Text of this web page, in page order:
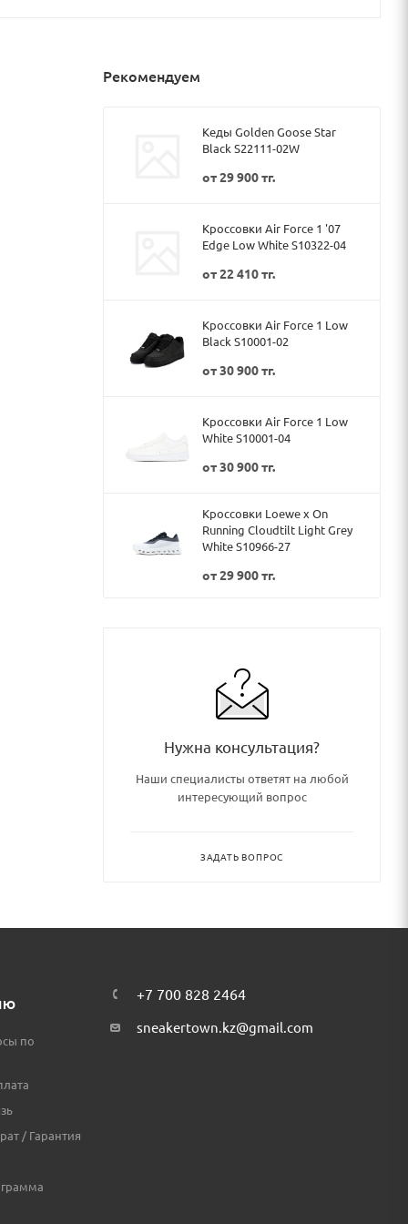
Рекомендуем
Кеды Golden Goose Star
Black S22111-02W
от29 900 тг.
Кроссовки Air Force 1 '07
Edge Low White S10322-04
от22 410 тг.
Кроссовки Air Force 1 Low
Black S10001-02
от30 900 тг.
Кроссовки Air Force 1 Low
White S10001-04
от30 900 тг.
Кроссовки Loewe x On
Running Cloudtilt Light Grey
White S10966-27
от29 900 тг.
Нужна консультация?
Наши специалисты ответят на любой
интересующий вопрос
ЗАДАТЬ ВОПРОС
по
/ Гарантия
+7 700 828 2464
sneakertown.kz@gmail.com